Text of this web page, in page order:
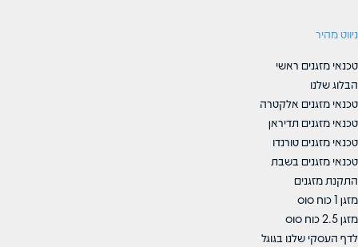
ניווט מהיר
טכנאי מזגנים ראשי
הבלוג שלנו
טכנאי מזגנים אלקטרה
טכנאי מזגנים תדיראן
טכנאי מזגנים טורנדו
טכנאי מזגנים בשבת
התקנת מזגנים
מזגן 1 כוח סוס
מזגן 2.5 כוח סוס
לדף העסקי שלנו בגוגל